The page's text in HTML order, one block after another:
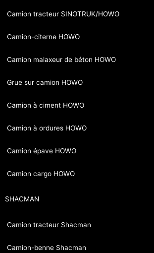
Camion tracteur SINOTRUK/HOWO
Camion-citerne HOWO
Camion malaxeur de béton HOWO
Grue sur camion HOWO
Camion à ciment HOWO
Camion à ordures HOWO
Camion épave HOWO
Camion cargo HOWO
SHACMAN
Camion tracteur Shacman
Camion-benne Shacman